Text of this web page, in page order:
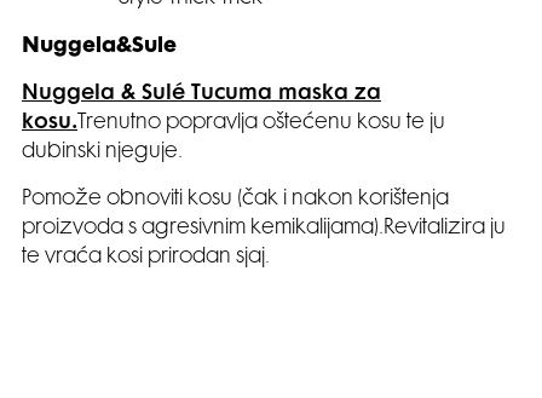
Nuggela&Sule
Nuggela & Sulé Tucuma maska za
kosu. Trenutno popravlja oštećenu kosu te ju
dubinski njeguje.
Pomože obnoviti kosu (čak i nakon korištenja
proizvoda s agresivnim kemikalijama).Revitalizira ju
te vraća kosi prirodan sjaj.